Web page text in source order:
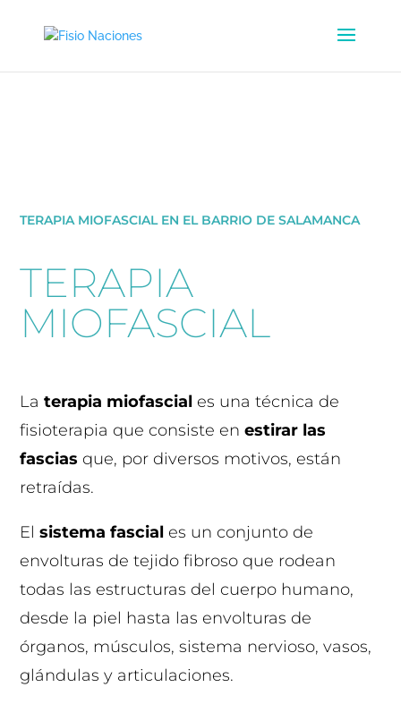
TERAPIA MIOFASCIAL EN EL BARRIO DE SALAMANCA
TERAPIA
MIOFASCIAL
La terapia miofascial es una técnica de
fisioterapia que consiste en estirar las
fascias que, por diversos motivos, están
retraídas.
El sistema fascial es un conjunto de
envolturas de tejido fibroso que rodean
todas las estructuras del cuerpo humano,
desde la piel hasta las envolturas de
órganos, músculos, sistema nervioso, vasos,
glándulas y articulaciones.